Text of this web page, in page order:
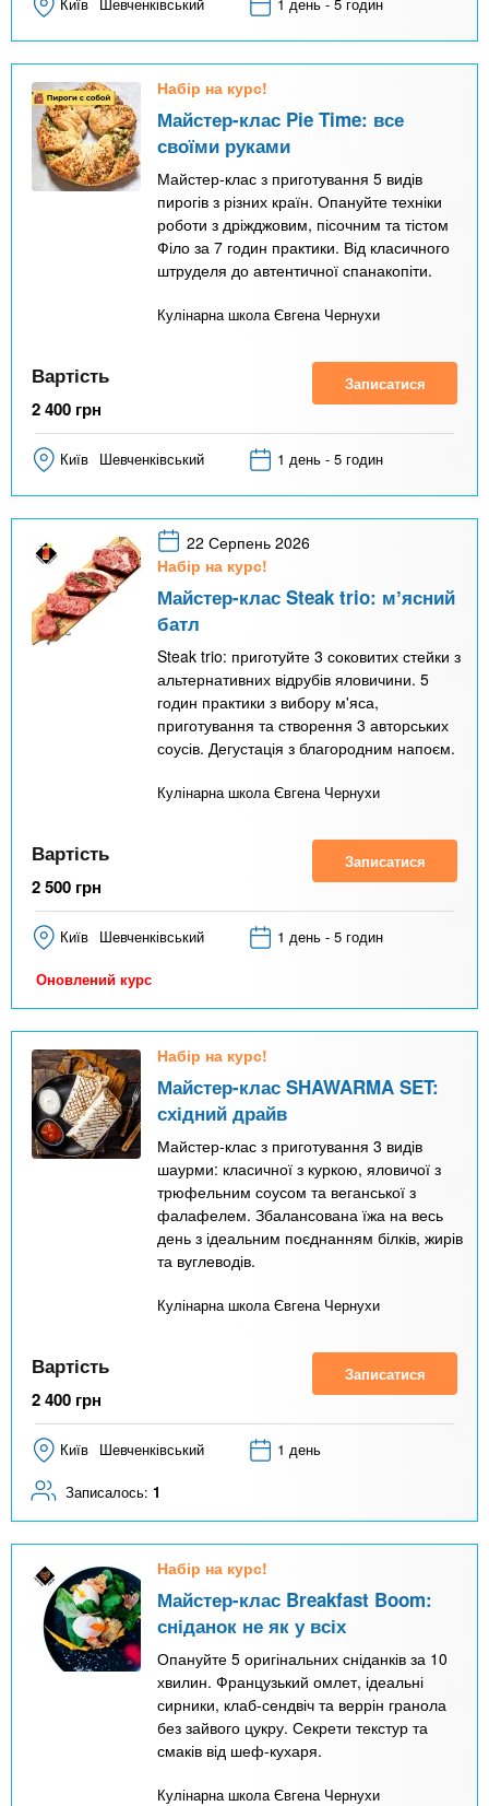
Набір на курс!
Майстер-клас Pie Time: все
своїми руками
Майстер-клас з приготування 5 видів
пирогів з різних країн. Опануйте техніки
роботи з дріжджовим, пісочним та тістом
Філо за 7 годин практики. Від класичного
штруделя до автентичної спанакопіти.
Кулінарна школа Євгена Чернухи
Вартість
2 400 грн
Записатися
Київ Шевченківський 1 день - 5 годин
22 Серпень 2026
Набір на курс!
Майстер-клас Steak trio: мʼясний
батл
Steak trio: приготуйте 3 соковитих стейки з
альтернативних відрубів яловичини. 5
годин практики з вибору м'яса,
приготування та створення 3 авторських
соусів. Дегустація з благородним напоєм.
Кулінарна школа Євгена Чернухи
Вартість
2 500 грн
Записатися
Київ Шевченківський 1 день - 5 годин
Оновлений курс
Набір на курс!
Майстер-клас SHAWARMA SET:
східний драйв
Майстер-клас з приготування 3 видів
шаурми: класичної з куркою, яловичої з
трюфельним соусом та веганської з
фалафелем. Збалансована їжа на весь
день з ідеальним поєднанням білків, жирів
та вуглеводів.
Кулінарна школа Євгена Чернухи
Вартість
2 400 грн
Записатися
Київ Шевченківський 1 день
Записалось: 1
Набір на курс!
Майстер-клас Breakfast Boom:
сніданок не як у всіх
Опануйте 5 оригінальних сніданків за 10
хвилин. Французький омлет, ідеальні
сирники, клаб-сендвіч та веррін гранола
без зайвого цукру. Секрети текстур та
смаків від шеф-кухаря.
Кулінарна школа Євгена Чернухи